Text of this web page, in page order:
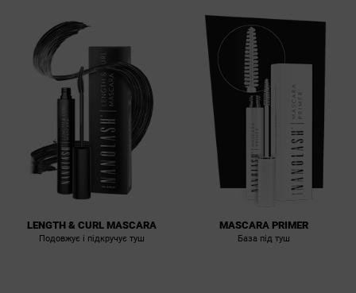
LENGTH & CURL MASCARA
Подовжує і підкручує туш
MASCARA PRIMER
База під туш